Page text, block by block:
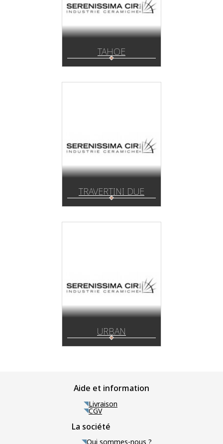
TAHOE
TRAVERTINI DUE
URBAN
Aide et information
Livraison
CGV
La société
Qui sommes-nous ?